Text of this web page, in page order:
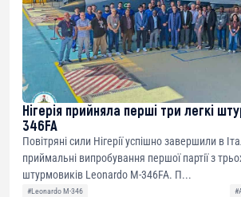
Нігерія прийняла перші три легкі
346FA
Повітряні сили Нігерії успішно завершили в
приймальні випробування першої партії з
штурмовиків Leonardo M-346FA. П...
#Leonardo M-346